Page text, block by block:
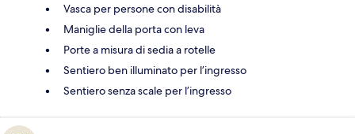
Vasca per persone con disabilità
Maniglie della porta con leva
Porte a misura di sedia a rotelle
Sentiero ben illuminato per l’ingresso
Sentiero senza scale per l’ingresso